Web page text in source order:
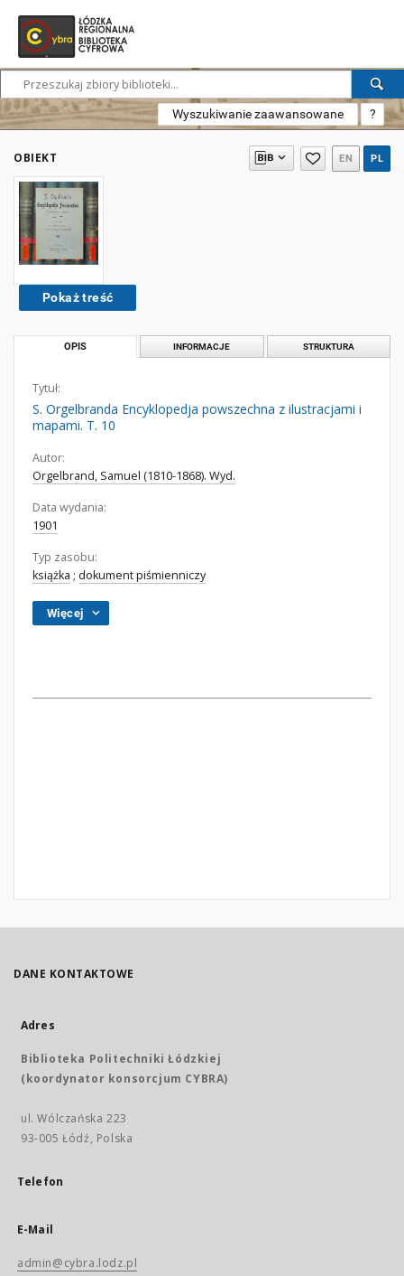
Wyszukiwanie zaawansowane ?
OBIEKT EN PL
Pokaż treść
OPIS INFORMACJE STRUKTURA
Tytuł:
S. Orgelbranda Encyklopedja powszechna z ilustracjami i
mapami. T. 10
Autor:
Orgelbrand, Samuel (1810-1868). Wyd.
Data wydania:
1901
Typ zasobu:
książka ; dokument piśmienniczy
Więcej
DANE KONTAKTOWE
Adres
Biblioteka Politechniki Łódzkiej
(koordynator konsorcjum CYBRA)
ul. Wólczańska 223
93-005 Łódź, Polska
Telefon
E-Mail
admin@cybra.lodz.pl